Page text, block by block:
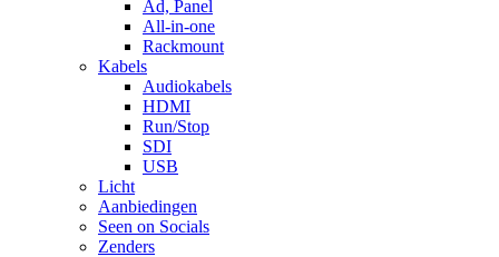
Ad, Panel
All-in-one
Rackmount
Kabels
Audiokabels
HDMI
Run/Stop
SDI
USB
Licht
Aanbiedingen
Seen on Socials
Zenders